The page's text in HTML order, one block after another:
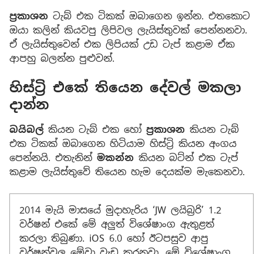
ප්‍රකාශන ටැබ් එක ටිකක් ඔබාගෙන ඉන්න. එතකොට
ඔයා කලින් කියවපු ලිපිවල ලැයිස්තුවක් පෙන්නනවා.
ඒ ලැයිස්තුවෙන් එක ලිපියක් උඩ ටැප් කළාම ඒක
ආපහු බලන්න පුළුවන්.
හිස්ට්‍රි එකේ තියෙන දේවල් මකලා
දාන්න
බයිබල් කියන ටැබ් එක හෝ ප්‍රකාශන කියන ටැබ්
එක ටිකක් ඔබාගෙන හිටියාම හිස්ට්‍රි කියන අංගය
පෙන්නයි. එතැනින් මකන්න කියන බට්න් එක ටැප්
කළාම ලැයිස්තුවේ තියෙන හැම දෙයක්ම මැකෙනවා.
2014 මැයි මාසයේ මුදාහැරිය ‘JW ලයිබ්‍රරි’ 1.2
වර්ෂන් එකේ මේ අලුත් විශේෂාංග ඇතුළත්
කරලා තිබුණා. iOS 6.0 හෝ ඊටපසුව ආපු